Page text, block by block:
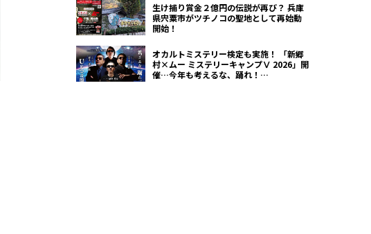
生け捕り賞金２億円の伝説が再び？ 兵庫
県宍粟市がツチノコの聖地として再始動
開始！
オカルトミステリー検定も実施！ 「新郷
村×ムー ミステリーキャンプⅤ 2026」開
催…今年も考えるな、踊れ！